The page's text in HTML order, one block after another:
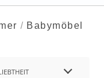
Babymöbel